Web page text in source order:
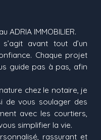
IMMOBILIER.
avant tout d’un
Chaque projet
guide pas à pas, afin
chez le notaire, je
de vous soulager des
avec les courtiers,
simplifier la vie.
rassurant et